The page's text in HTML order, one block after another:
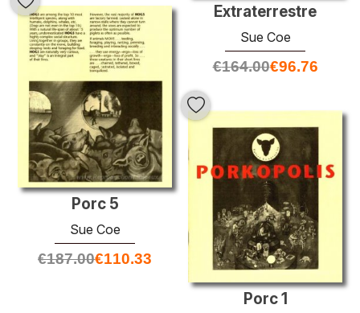
Extraterrestre
Sue Coe
€164.00€96.76
Porc 5
Sue Coe
€187.00€110.33
Porc 1